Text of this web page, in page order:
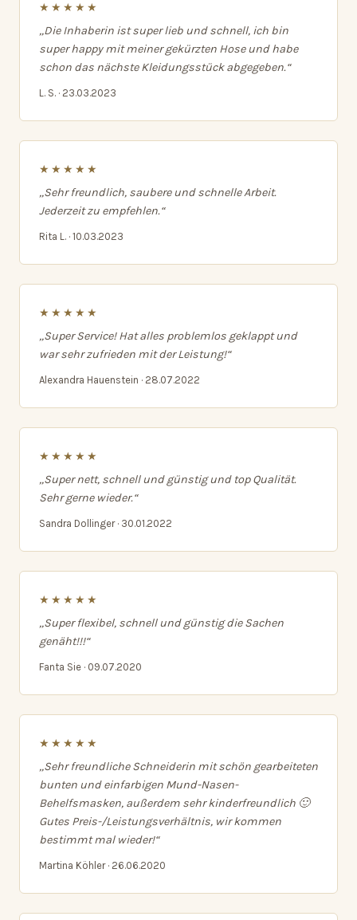
★★★★★
„Die Inhaberin ist super lieb und schnell, ich bin
super happy mit meiner gekürzten Hose und habe
schon das nächste Kleidungsstück abgegeben.“
L. S. · 23.03.2023
★★★★★
„Sehr freundlich, saubere und schnelle Arbeit.
Jederzeit zu empfehlen.“
Rita L. · 10.03.2023
★★★★★
„Super Service! Hat alles problemlos geklappt und
war sehr zufrieden mit der Leistung!“
Alexandra Hauenstein · 28.07.2022
★★★★★
„Super nett, schnell und günstig und top Qualität.
Sehr gerne wieder.“
Sandra Dollinger · 30.01.2022
★★★★★
„Super flexibel, schnell und günstig die Sachen
genäht!!!“
Fanta Sie · 09.07.2020
★★★★★
„Sehr freundliche Schneiderin mit schön gearbeiteten
bunten und einfarbigen Mund-Nasen-
Behelfsmasken, außerdem sehr kinderfreundlich 🙂
Gutes Preis-/Leistungsverhältnis, wir kommen
bestimmt mal wieder!“
Martina Köhler · 26.06.2020